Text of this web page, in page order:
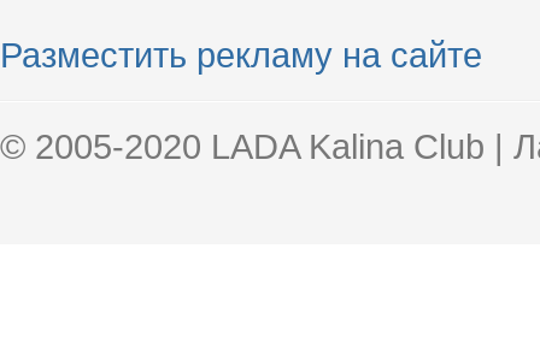
Разместить рекламу на сайте
© 2005-2020 LADA Kalina Club |